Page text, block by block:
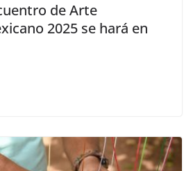
de Arte
2025 se hará en